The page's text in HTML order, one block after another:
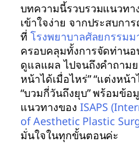
บทความนี้รวบรวมแนวท
เข้าใจง่าย จากประสบก
ที่ โรงพยาบาลศัลยกรรมม
ครอบคลุมทั้งการจัดท่านอ
ดูแลแผล ไปจนถึงคำถาม
หน้าได้เมื่อไหร่” “แต่งหน้า
“บวมกี่วันถึงยุบ” พร้อมข้อ
แนวทางของ ISAPS
of Aesthetic Plastic
มั่นใจในทุกขั้นตอนค่ะ